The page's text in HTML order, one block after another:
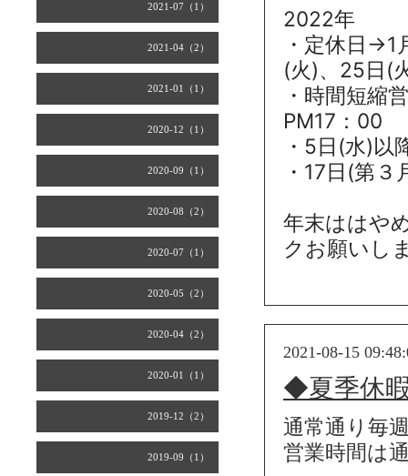
2021-07（1）
2021-04（2）
2021-01（1）
2020-12（1）
2020-09（1）
2020-08（2）
2020-07（1）
2020-05（2）
2020-04（2）
2020-01（1）
2019-12（2）
2019-09（1）
2022年
・定休日→1
(火)、25日(
・時間短縮
PM17：00
・5日(水)以
・17日(第
年末ははや
クお願いし
2021-08-15
◆夏季休
通常通り毎
営業時間は